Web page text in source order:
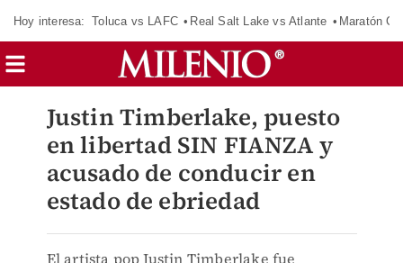
Hoy interesa: Toluca vs LAFC Real Salt Lake vs Atlante Maratón
Justin Timberlake, puesto
en libertad SIN FIANZA y
acusado de conducir en
estado de ebriedad
El artista pop Justin Timberlake fue